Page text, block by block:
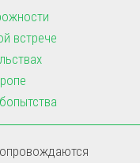
встрече